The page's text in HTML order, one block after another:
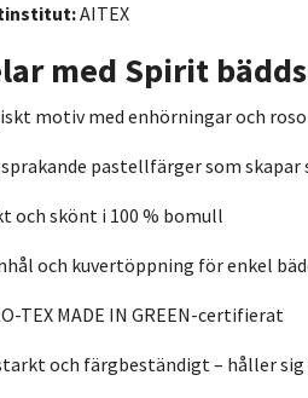
AITEX
med Spirit
motiv med enhörningar och
pastellfärger som skapar
och skönt i 100 % bomull
och kuvertöppning för enkel
TEX MADE IN GREEN-certifierat
och färgbeständigt – håller